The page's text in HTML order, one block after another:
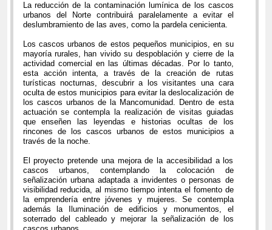
La reducción de la contaminación lumínica de los cascos
urbanos del Norte contribuirá paralelamente a evitar el
deslumbramiento de las aves, como la pardela cenicienta.
Los cascos urbanos de estos pequeños municipios, en su
mayoría rurales, han vivido su despoblación y cierre de la
actividad comercial en las últimas décadas. Por lo tanto,
esta acción intenta, a través de la creación de rutas
turísticas nocturnas, descubrir a los visitantes una cara
oculta de estos municipios para evitar la deslocalización de
los cascos urbanos de la Mancomunidad. Dentro de esta
actuación se contempla la realización de visitas guiadas
que enseñen las leyendas e historias ocultas de los
rincones de los cascos urbanos de estos municipios a
través de la noche.
El proyecto pretende una mejora de la accesibilidad a los
cascos urbanos, contemplando la colocación de
señalización urbana adaptada a invidentes o personas de
visibilidad reducida, al mismo tiempo intenta el fomento de
la emprendería entre jóvenes y mujeres. Se contempla
además la Iluminación de edificios y monumentos, el
soterrado del cableado y mejorar la señalización de los